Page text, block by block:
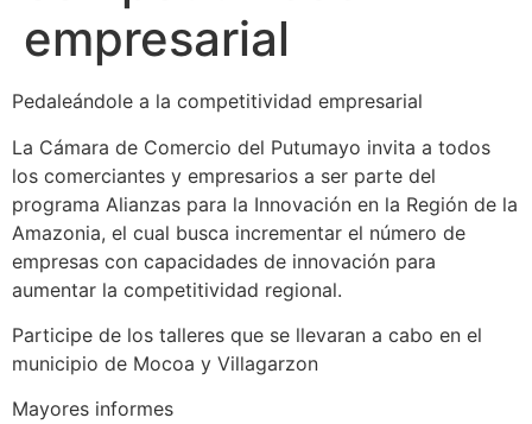
empresarial
Pedaleándole a la competitividad empresarial
La Cámara de Comercio del Putumayo invita a todos
los comerciantes y empresarios a ser parte del
programa Alianzas para la Innovación en la Región de la
Amazonia, el cual busca incrementar el número de
empresas con capacidades de innovación para
aumentar la competitividad regional.
Participe de los talleres que se llevaran a cabo en el
municipio de Mocoa y Villagarzon
Mayores informes